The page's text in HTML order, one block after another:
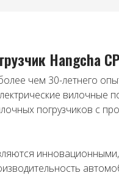
Hangcha
чем 30-летнего
погрузчиков с